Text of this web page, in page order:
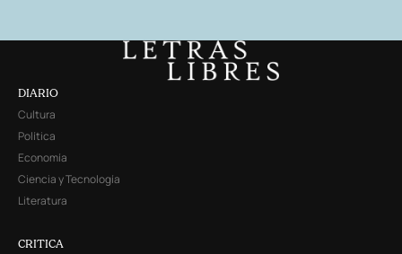
DIARIO
Cultura
Política
Economía
Ciencia y Tecnología
Literatura
CRITICA